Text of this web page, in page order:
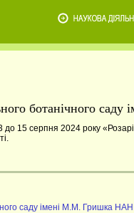
ботанічного
до 15 серпня 2024 року
саду імені М.М. Гришка